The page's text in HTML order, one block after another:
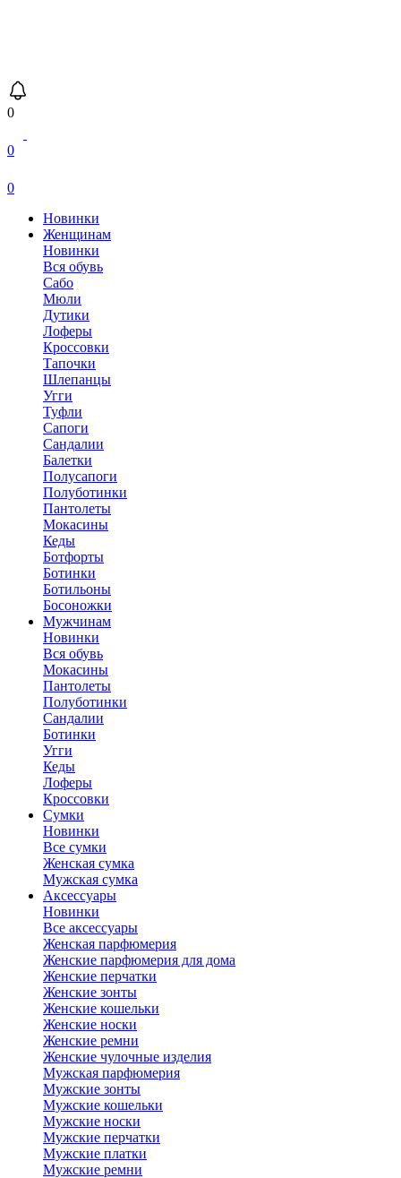
0
0
0
Новинки
Женщинам
Новинки
Вся обувь
Сабо
Мюли
Дутики
Лоферы
Кроссовки
Тапочки
Шлепанцы
Угги
Туфли
Сапоги
Сандалии
Балетки
Полусапоги
Полуботинки
Пантолеты
Мокасины
Кеды
Ботфорты
Ботинки
Ботильоны
Босоножки
Мужчинам
Новинки
Вся обувь
Мокасины
Пантолеты
Полуботинки
Сандалии
Ботинки
Угги
Кеды
Лоферы
Кроссовки
Сумки
Новинки
Все сумки
Женская сумка
Мужская сумка
Аксессуары
Новинки
Все аксессуары
Женская парфюмерия
Женские парфюмерия для дома
Женские перчатки
Женские зонты
Женские кошельки
Женские носки
Женские ремни
Женские чулочные изделия
Мужская парфюмерия
Мужские зонты
Мужские кошельки
Мужские носки
Мужские перчатки
Мужские платки
Мужские ремни